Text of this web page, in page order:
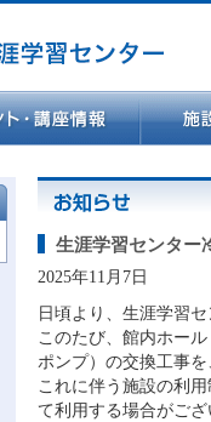
生涯学習センター
2025年11月7日
日頃より、生涯学習
このたび、館内ホー
ポンプ）の交換工事
これに伴う施設の利
て利用する場合がご